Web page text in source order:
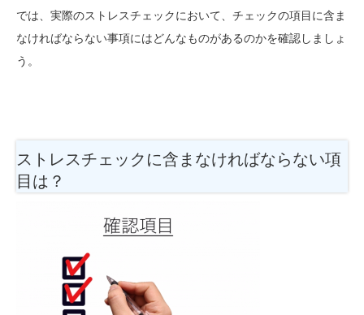
では、実際のストレスチェックにおいて、チェックの項目に含ま
なければならない事項にはどんなものがあるのかを確認しましょ
う。
ストレスチェックに含まなければならない項
目は？